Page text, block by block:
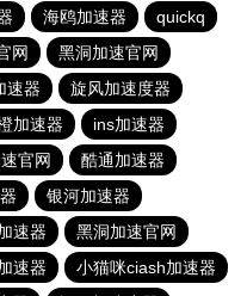
海鸥加速器
quickq
网
黑洞加速官网
速器
旋风加速度器
加速器
ins加速器
官网
酷通加速器
银河加速器
速器
黑洞加速官网
速器
小猫咪ciash加速器